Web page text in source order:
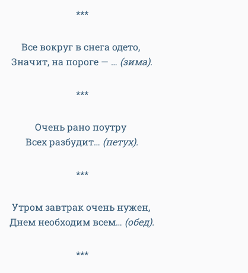
***
Все вокруг в снега одето,
Значит, на пороге — … (зима).
***
Очень рано поутру
Всех разбудит… (петух).
***
Утром завтрак очень нужен,
Днем необходим всем… (обед).
***